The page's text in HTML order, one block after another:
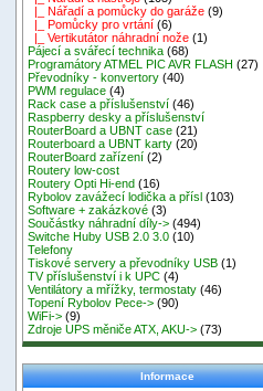
|_ Nářadí a pomůcky do garáže (9)
|_ Pomůcky pro vrtání (6)
|_ Vertikutátor náhradní nože (1)
Pájecí a svářecí technika (68)
Programátory ATMEL PIC AVR FLASH (27)
Převodníky - konvertory (40)
PWM regulace (4)
Rack case a příslušenství (46)
Raspberry desky a příslušenství
RouterBoard a UBNT case (21)
Routerboard a UBNT karty (20)
RouterBoard zařízení (2)
Routery low-cost
Routery Opti Hi-end (16)
Rybolov zavážecí lodička a přísl (103)
Software + zakázkové (3)
Součástky náhradní díly-> (494)
Switche Huby USB 2.0 3.0 (10)
Telefony
Tiskové servery a převodníky USB (1)
TV příslušenství i k UPC (4)
Ventilátory a mřížky, termostaty (46)
Topení Rybolov Pece-> (90)
WiFi-> (9)
Zdroje UPS měniče ATX, AKU-> (73)
Informace